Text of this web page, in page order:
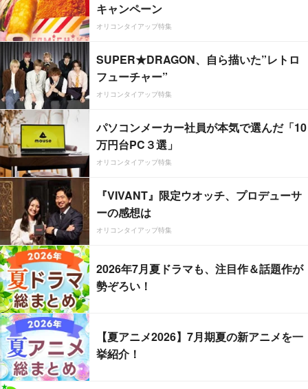
キャンペーン
オリコンタイアップ特集
SUPER★DRAGON、自ら描いた”レトロ
フューチャー”
オリコンタイアップ特集
パソコンメーカー社員が本気で選んだ「10
万円台PC３選」
オリコンタイアップ特集
『VIVANT』限定ウオッチ、プロデューサ
ーの感想は
オリコンタイアップ特集
2026年7月夏ドラマも、注目作＆話題作が
勢ぞろい！
【夏アニメ2026】7月期夏の新アニメを一
挙紹介！